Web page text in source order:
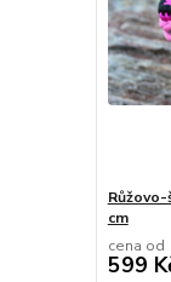
cm
cena od
599